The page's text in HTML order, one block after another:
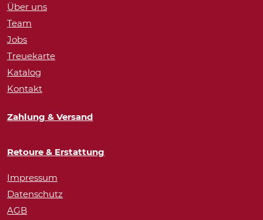
Über uns
Team
Jobs
Treuekarte
Katalog
Kontakt
Zahlung & Versand
Retoure & Erstattung
Impressum
Datenschutz
AGB